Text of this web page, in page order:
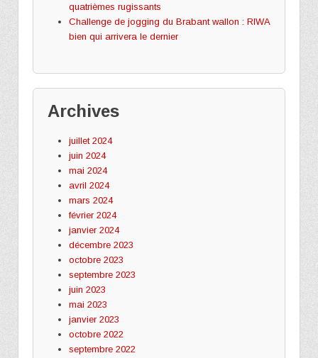
quatrièmes rugissants
Challenge de jogging du Brabant wallon : RIWA
bien qui arrivera le dernier
Archives
juillet 2024
juin 2024
mai 2024
avril 2024
mars 2024
février 2024
janvier 2024
décembre 2023
octobre 2023
septembre 2023
juin 2023
mai 2023
janvier 2023
octobre 2022
septembre 2022